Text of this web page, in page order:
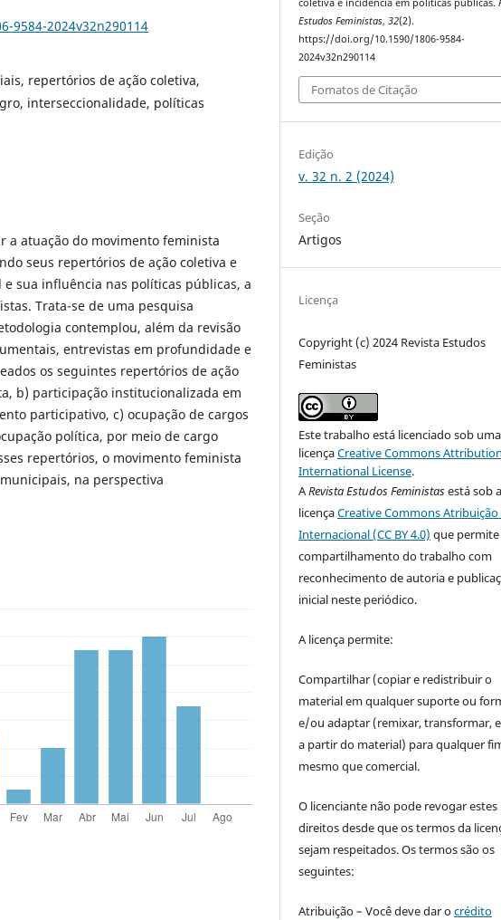
9584-2024v32n290114
repertórios de ação coletiva,
interseccionalidade, políticas
a atuação do movimento feminista
seus repertórios de ação coletiva e
sua influência nas políticas públicas, a
Trata-se de uma pesquisa
contemplou, além da revisão
entrevistas em profundidade e
os seguintes repertórios de ação
b) participação institucionalizada em
participativo, c) ocupação de cargos
política, por meio de cargo
repertórios, o movimento feminista
na perspectiva
coletiva e incidência em políticas públicas.
Estudos Feministas,32(2).
https://doi.org/10.1590/1806-9584-
2024v32n290114
Fomatos de Citação
Edição
v. 32 n. 2 (2024)
Seção
Artigos
Licença
Copyright (c) 2024 Revista Estudos
Feministas
Este trabalho está licenciado sob uma
licençaCreative Commons
International License.
ARevista Estudos Feministasestá sob a
licençaCreative Commons Atribuição
Internacional (CC BY 4.0) que
compartilhamento do trabalho com
reconhecimento de autoria e
inicial neste periódico.
A licença permite:
Compartilhar (copiar e redistribuir o
material em qualquer suporte ou
e/ou adaptar (remixar, transformar,
a partir do material) para qualquer
mesmo que comercial.
O licenciante não pode revogar estes
direitos desde que os termos da
sejam respeitados. Os termos são os
seguintes:
Atribuição – Você deve dar ocrédito